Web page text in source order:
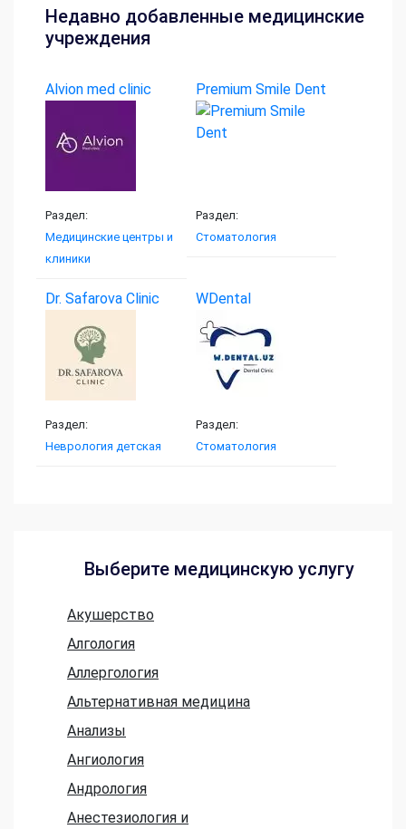
Недавно добавленные медицинские
учреждения
Alvion med clinic
Раздел:
Медицинские центры и
клиники
Premium Smile Dent
Раздел:
Стоматология
Dr. Safarova Clinic
Раздел:
Неврология детская
WDental
Раздел:
Стоматология
Выберите медицинскую услугу
Акушерство
Алгология
Аллергология
Альтернативная медицина
Анализы
Ангиология
Андрология
Анестезиология и